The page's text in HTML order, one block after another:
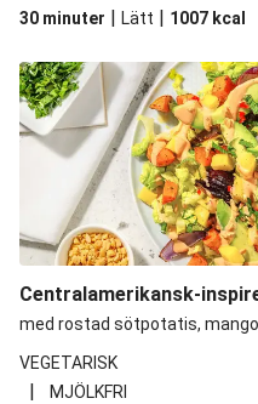
30 minuter | Lätt | 1007 kcal
Centralamerikansk-
med rostad sötpotatis,
VEGETARISK
|
MJÖLKFRI